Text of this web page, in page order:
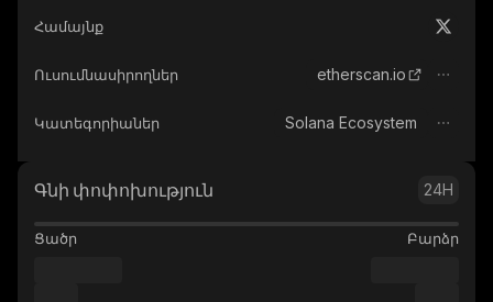
Համայնք
Ուսումնասիրողներ etherscan.io
Կատեգորիաներ Solana Ecosystem
Գնի փոփոխություն 24H
Ցածր Բարձր